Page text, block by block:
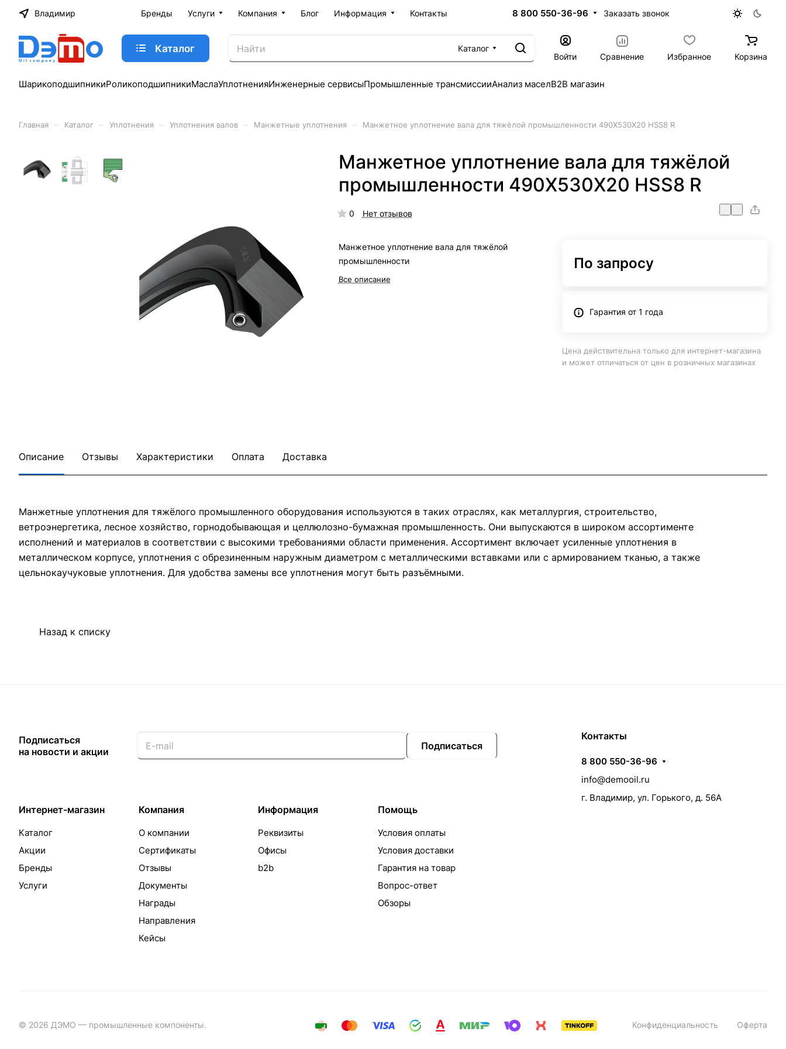
Владимир Бренды Услуги Компания Блог Информация Контакты 8 800 550-36-96 Заказать звонок
Каталог
Каталог
Войти
Сравнение Избранное Корзина
ШарикоподшипникиРоликоподшипникиМаслаУплотненияИнженерные сервисыПромышленные трансмиссииАнализ маселB2B магазин
Главная Каталог Уплотнения Уплотнения валов Манжетные уплотнения Манжетное уплотнение вала для тяжёлой промышленности 490X530X20 HSS8 R
Манжетное уплотнение вала для тяжёлой
промышленности 490X530X20 HSS8 R
0 Нет отзывов
Манжетное уплотнение вала для тяжёлой
промышленности
Все описание
По запросу
Гарантия от 1 года
Цена действительна только для интернет-магазина
и может отличаться от цен в розничных магазинах
Описание Отзывы Характеристики Оплата Доставка
Манжетные уплотнения для тяжёлого промышленного оборудования используются в таких отраслях, как металлургия, строительство,
ветроэнергетика, лесное хозяйство, горнодобывающая и целлюлозно-бумажная промышленность. Они выпускаются в широком ассортименте
исполнений и материалов в соответствии с высокими требованиями области применения. Ассортимент включает усиленные уплотнения в
металлическом корпусе, уплотнения с обрезиненным наружным диаметром с металлическими вставками или с армированием тканью, а также
цельнокаучуковые уплотнения. Для удобства замены все уплотнения могут быть разъёмными.
Назад к списку
Подписаться
на новости и акции
Подписаться
Интернет-магазин
Каталог
Акции
Бренды
Услуги
Компания
О компании
Сертификаты
Отзывы
Документы
Награды
Направления
Кейсы
Информация
Реквизиты
Офисы
b2b
Помощь
Условия оплаты
Условия доставки
Гарантия на товар
Вопрос-ответ
Обзоры
Контакты
8 800 550-36-96
info@demooil.ru
г. Владимир, ул. Горького, д. 56А
© 2026 ДЭМО — промышленные компоненты. Конфиденциальность Оферта